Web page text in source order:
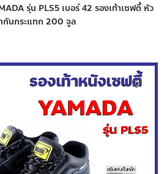
รุ่น PLS5 เบอร์ 42 รองเท้าเซฟตี้ หัว
กันกระแทก 200 จูล